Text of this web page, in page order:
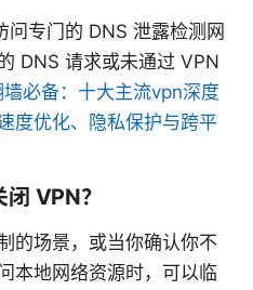
专门的 DNS 泄露检测网
DNS 请求或未通过 VPN
必备：十大主流vpn深度
度优化、隐私保护与跨平
VPN？
的场景，或当你确认你不
本地网络资源时，可以临